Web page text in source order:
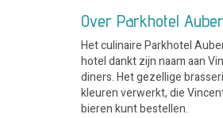
Over Parkhotel
Het culinaire Parkhotel
hotel dankt zijn naam aan
diners. Het gezellige
kleuren verwerkt, die
bieren kunt bestellen.